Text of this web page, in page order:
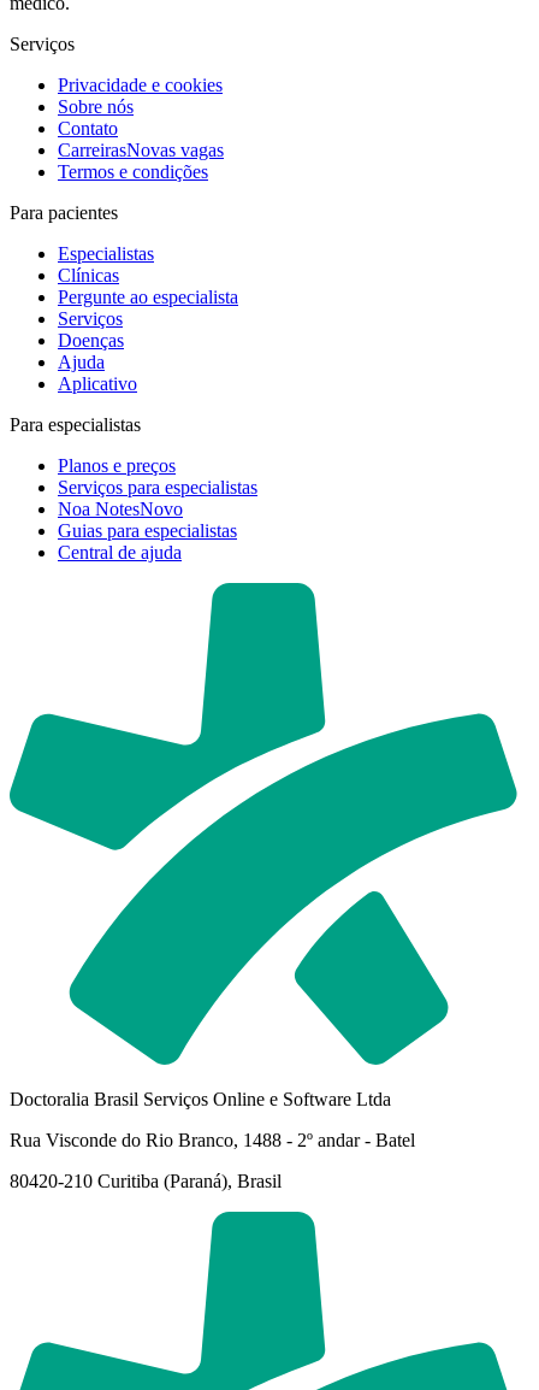
Serviços
Privacidade e cookies
Sobre nós
Contato
CarreirasNovas vagas
Termos e condições
Para pacientes
Especialistas
Clínicas
Pergunte ao especialista
Serviços
Doenças
Ajuda
Aplicativo
Para especialistas
Planos e preços
Serviços para especialistas
Noa NotesNovo
Guias para especialistas
Central de ajuda
Doctoralia Brasil Serviços Online e Software Ltda
Rua Visconde do Rio Branco, 1488 - 2º andar - Batel
80420-210 Curitiba (Paraná), Brasil